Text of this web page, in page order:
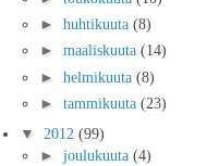
► huhtikuuta (8)
► maaliskuuta (14)
► helmikuuta (8)
► tammikuuta (23)
▼ 2012 (99)
► joulukuuta (4)